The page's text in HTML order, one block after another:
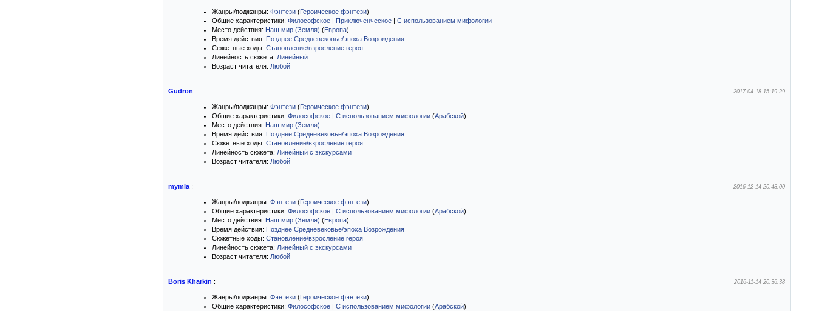
Жанры/поджанры: Фэнтези (Героическое фэнтези)
Общие характеристики: Философское | Приключенческое | С использованием мифологии
Место действия: Наш мир (Земля) (Европа)
Время действия: Позднее Средневековье/эпоха Возрождения
Сюжетные ходы: Становление/взросление героя
Линейность сюжета: Линейный
Возраст читателя: Любой
Gudron : 2017-04-18 15:19:29
Жанры/поджанры: Фэнтези (Героическое фэнтези)
Общие характеристики: Философское | С использованием мифологии (Арабской)
Место действия: Наш мир (Земля)
Время действия: Позднее Средневековье/эпоха Возрождения
Сюжетные ходы: Становление/взросление героя
Линейность сюжета: Линейный с экскурсами
Возраст читателя: Любой
mymla : 2016-12-14 20:48:00
Жанры/поджанры: Фэнтези (Героическое фэнтези)
Общие характеристики: Философское | С использованием мифологии (Арабской)
Место действия: Наш мир (Земля) (Европа)
Время действия: Позднее Средневековье/эпоха Возрождения
Сюжетные ходы: Становление/взросление героя
Линейность сюжета: Линейный с экскурсами
Возраст читателя: Любой
Boris Kharkin : 2016-11-14 20:36:38
Жанры/поджанры: Фэнтези (Героическое фэнтези)
Общие характеристики: Философское | С использованием мифологии (Арабской)